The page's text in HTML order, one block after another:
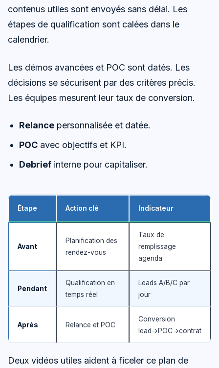
contenus utiles sont envoyés sans délai. Les
étapes de qualification sont calées dans le
calendrier.
Les démos avancées et POC sont datés. Les
décisions se sécurisent par des critères précis.
Les équipes mesurent leur taux de conversion.
Relance personnalisée et datée.
POC avec objectifs et KPI.
Debrief interne pour capitaliser.
Étape Action clé Indicateur
Avant
Planification des
rendez-vous
Taux de
remplissage
agenda
Pendant
Qualification en
temps réel
Leads A/B/C par
jour
Après Relance et POC
Conversion
lead→POC→contrat
Deux vidéos utiles aident à ficeler ce plan de